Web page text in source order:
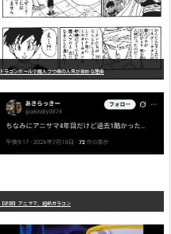
ドラゴンボールで魔人ブウ編の人気が微妙な理由
【悲報】アニサマ、超絶ガラコン